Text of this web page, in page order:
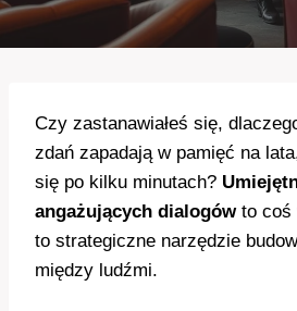
Czy zastanawiałeś się,
zdań zapadają w pamięć na
się po kilku minutach?
angażujących dialogówto coś
to strategiczne narzędzie
między ludźmi.